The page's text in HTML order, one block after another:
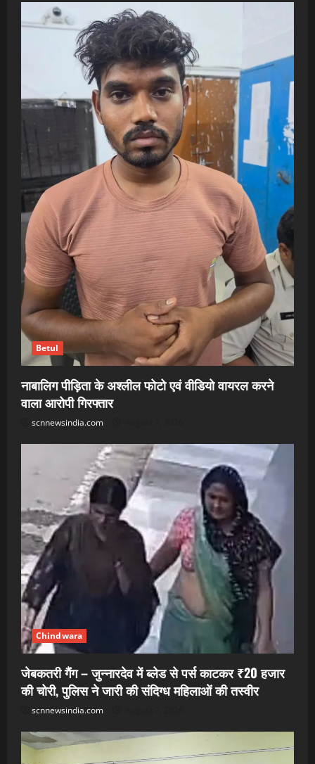
Betul
नाबालिग पीड़िता के अश्लील फोटो एवं वीडियो वायरल करने
वाला आरोपी गिरफ्तार
scnnewsindia.com
Chindwara
जेबकतरी गैंग – जुन्नारदेव में ब्लेड से पर्स काटकर ₹20 हजार
की चोरी, पुलिस ने जारी की संदिग्ध महिलाओं की तस्वीर
scnnewsindia.com